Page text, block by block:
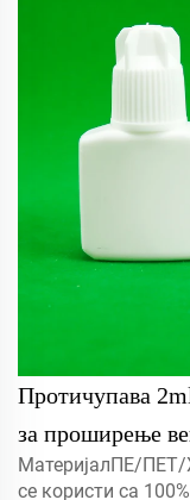
Протичупава
за проширење
празно
МатеријалПЕ/
се користи са